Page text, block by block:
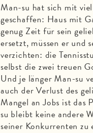
Man-su hat sich mit
geschaffen: Haus mit
genug Zeit für sein
ersetzt, müssen er und
verzichten: die
selbst die zwei treuen
Und je länger Man-su
auch der Verlust des
Mangel an Jobs ist das
su bleibt keine andere
seiner Konkurrenten zu